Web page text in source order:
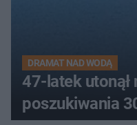
DRAMAT NAD WODĄ
47-latek
poszukiwania